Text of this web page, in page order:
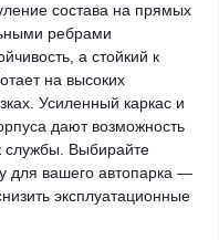
состава на прямых
ребрами
а стойкий к
на высоких
Усиленный каркас и
дают возможность
службы. Выбирайте
для вашего автопарка —
эксплуатационные